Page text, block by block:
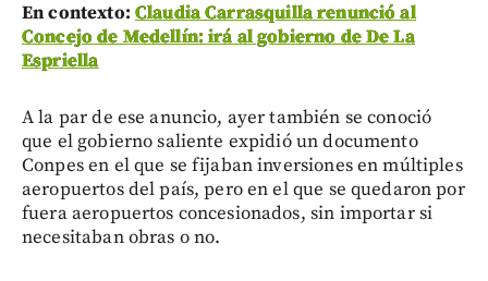
En contexto: Claudia Carrasquilla renunció al
Concejo de Medellín: irá al gobierno de De La
Espriella
A la par de ese anuncio, ayer también se conoció
que el gobierno saliente expidió un documento
Conpes en el que se fijaban inversiones en múltiples
aeropuertos del país, pero en el que se quedaron por
fuera aeropuertos concesionados, sin importar si
necesitaban obras o no.